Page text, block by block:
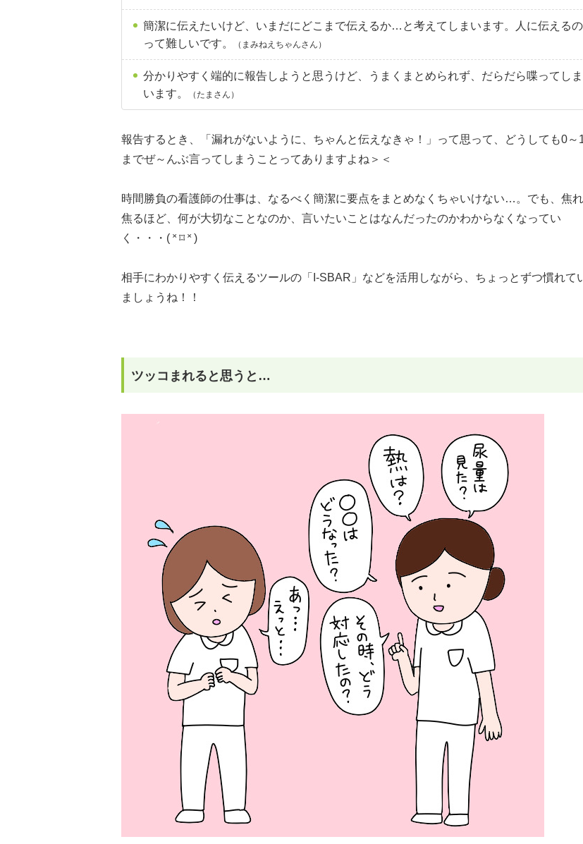
簡潔に伝えたいけど、いまだにどこまで伝えるか…と考えてしまいます。人に伝えるの
って難しいです。
（まみねえちゃんさん）
分かりやすく端的に報告しようと思うけど、うまくまとめられず、だらだら喋ってしま
います。
（たまさん）
報告するとき、「漏れがないように、ちゃんと伝えなきゃ！」って思って、どうしても0～
までぜ～んぶ言ってしまうことってありますよね＞＜
時間勝負の看護師の仕事は、なるべく簡潔に要点をまとめなくちゃいけない…。でも、焦
焦るほど、何が大切なことなのか、言いたいことはなんだったのかわからなくなってい
く・・・( ˟ ⌑ ˟ )
相手にわかりやすく伝えるツールの「I-SBAR」などを活用しながら、ちょっとずつ慣れて
ましょうね！！
ツッコまれると思うと…